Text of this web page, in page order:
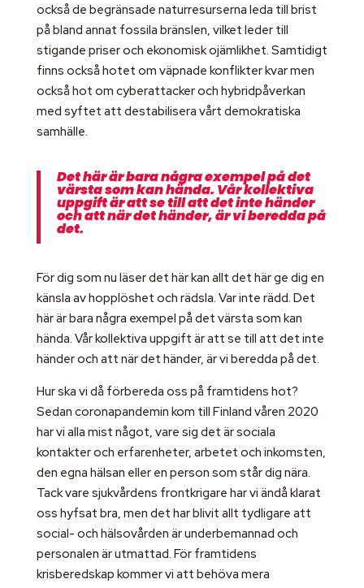
också de begränsade naturresurserna leda till brist
på bland annat fossila bränslen, vilket leder till
stigande priser och ekonomisk ojämlikhet. Samtidigt
finns också hotet om väpnade konflikter kvar men
också hot om cyberattacker och hybridpåverkan
med syftet att destabilisera vårt demokratiska
samhälle.
Det här är bara några exempel på det
värsta som kan hända. Vår kollektiva
uppgift är att se till att det inte händer
och att när det händer, är vi beredda på
det.
För dig som nu läser det här kan allt det här ge dig en
känsla av hopplöshet och rädsla. Var inte rädd. Det
här är bara några exempel på det värsta som kan
hända. Vår kollektiva uppgift är att se till att det inte
händer och att när det händer, är vi beredda på det.
Hur ska vi då förbereda oss på framtidens hot?
Sedan coronapandemin kom till Finland våren 2020
har vi alla mist något, vare sig det är sociala
kontakter och erfarenheter, arbetet och inkomsten,
den egna hälsan eller en person som står dig nära.
Tack vare sjukvårdens frontkrigare har vi ändå klarat
oss hyfsat bra, men det har blivit allt tydligare att
social- och hälsovården är underbemannad och
personalen är utmattad. För framtidens
krisberedskap kommer vi att behöva mera